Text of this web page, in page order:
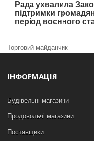
Рада ухвалила
підтримки громадян
період воєнного
Торговий майданчик
ІНФОРМАЦІЯ
Будівельні магазини
Продовольчі магазини
Поставщики